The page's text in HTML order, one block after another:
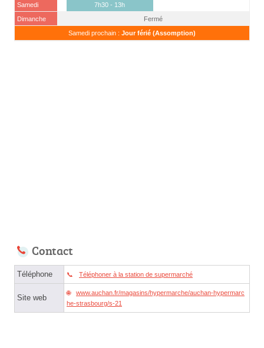
Samedi
7h30 - 13h
Dimanche
Fermé
Samedi prochain : Jour férié (Assomption)
Contact
Téléphone Téléphoner à la station de supermarché
Site web
www.auchan.fr/magasins/hypermarche/auchan-hypermarc
he-strasbourg/s-21